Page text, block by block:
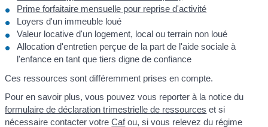
Prime forfaitaire mensuelle pour reprise d'activité
Loyers d'un immeuble loué
Valeur locative d'un logement, local ou terrain non loué
Allocation d'entretien perçue de la part de l'aide sociale à
l'enfance en tant que tiers digne de confiance
Ces ressources sont différemment prises en compte.
Pour en savoir plus, vous pouvez vous reporter à la notice du
formulaire de déclaration trimestrielle de ressources et si
nécessaire contacter votreCafou, si vous relevez du régime